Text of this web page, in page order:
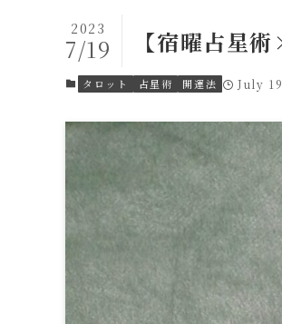
【宿曜占星
2023
7/19
タロット 占星術 開運法 July